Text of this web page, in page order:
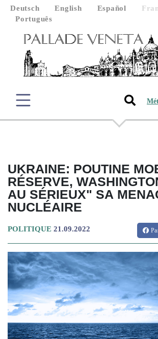
Deutsch English Español
Português
UKRAINE: POUTINE
RÉSERVE,
AU SÉRIEUX" SA
NUCLÉAIRE
POLITIQUE 21.09.2022